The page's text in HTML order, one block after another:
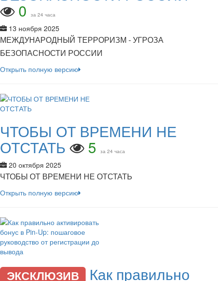
0 за 24 часа
13 ноября 2025
МЕЖДУНАРОДНЫЙ ТЕРРОРИЗМ - УГРОЗА
БЕЗОПАСНОСТИ РОССИИ
Открыть полную версию
ЧТОБЫ ОТ ВРЕМЕНИ НЕ
ОТСТАТЬ 5 за 24 часа
20 октября 2025
ЧТОБЫ ОТ ВРЕМЕНИ НЕ ОТСТАТЬ
Открыть полную версию
ЭКСКЛЮЗИВ Как правильно